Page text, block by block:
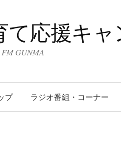
応援キ
GUNMA
プ ラジオ番組・コーナー